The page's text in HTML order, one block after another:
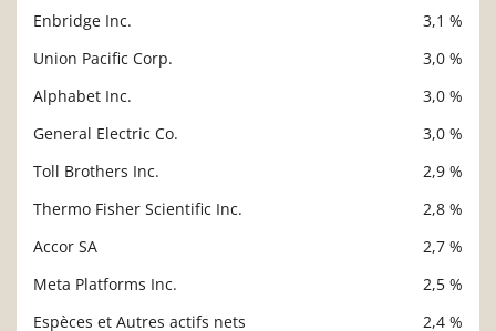
Enbridge Inc.
3,1 %
Union Pacific Corp.
3,0 %
Alphabet Inc.
3,0 %
General Electric Co.
3,0 %
Toll Brothers Inc.
2,9 %
Thermo Fisher Scientific Inc.
2,8 %
Accor SA
2,7 %
Meta Platforms Inc.
2,5 %
Espèces et Autres actifs nets
2,4 %